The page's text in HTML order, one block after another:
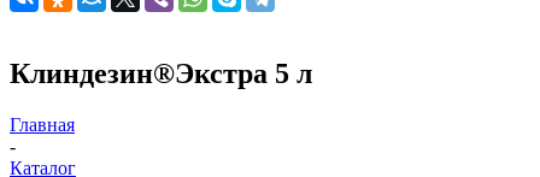
Клиндезин®Экстра 5 л
Главная
-
Каталог